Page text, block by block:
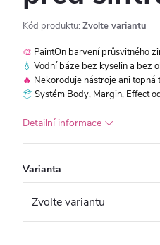
Kód produktu: Zvolte variantu
🎨 PaintOn barvení průsvitného
💧 Vodní báze bez kyselin a bez
🔥 Nekoroduje nástroje ani topná
📦Systém Body, Margin, Effect
Detailní informace
Varianta